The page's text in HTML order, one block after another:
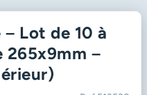
Lot de 10 à
265x9mm –